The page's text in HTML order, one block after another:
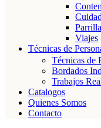
Viajes
Técnicas de
Técnicas de
Bordados
Trabajos
Catalogos
Quienes Somos
Contacto